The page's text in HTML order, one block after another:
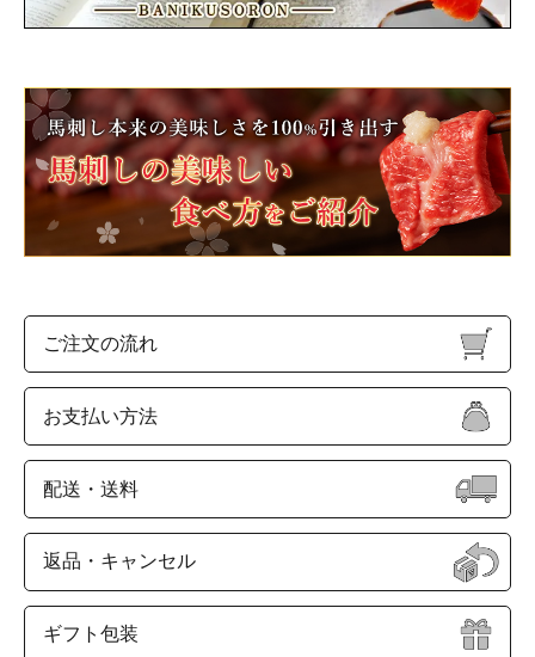
ご注文の流れ
お支払い方法
配送・送料
返品・キャンセル
ギフト包装